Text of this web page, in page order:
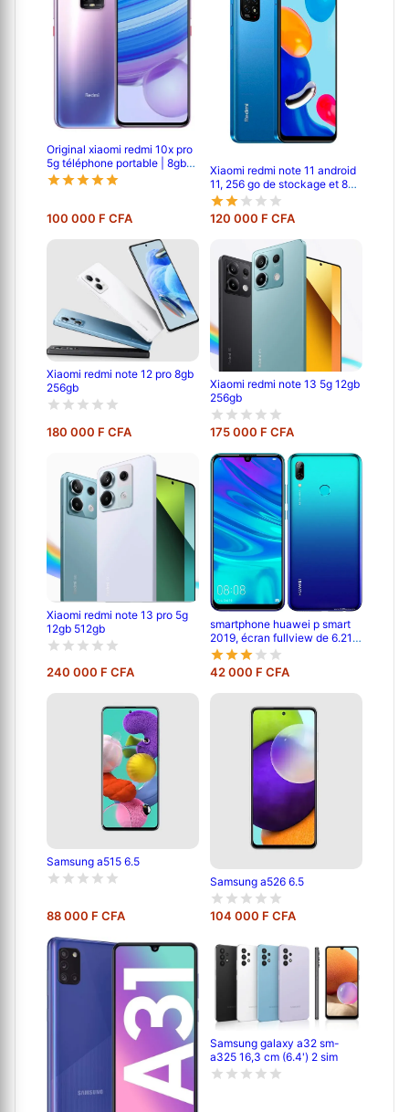
Original xiaomi redmi 10x pro
5g téléphone portable | 8gb
ram /256gb rom | mtk 820
6.57 full screen | fingerprint id
100 000 F CFA
Xiaomi redmi note 11 android
11, 256 go de stockage et 8
go de ram, écran : 6,6 pouces
tft lcd ips, double caméra
arrière de 50 mp + 8 mp,
batterie de 5000 mah
120 000 F CFA
Xiaomi redmi note 12 pro 8gb
256gb
180 000 F CFA
Xiaomi redmi note 13 5g 12gb
256gb
175 000 F CFA
Xiaomi redmi note 13 pro 5g
12gb 512gb
240 000 F CFA
smartphone huawei p smart
2019, écran fullview de 6.21
pouces, android 9.0; 128 gb
rom, 4 gb ram, double caméra
de 13 mp+2 mp, 3400mah
42 000 F CFA
Samsung a515 6.5
88 000 F CFA
Samsung a526 6.5
104 000 F CFA
Samsung galaxy a32 sm-
a325 16,3 cm (6.4') 2 sim